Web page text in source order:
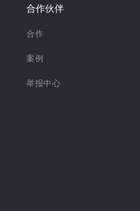
合作伙伴
合作
案例
举报中心